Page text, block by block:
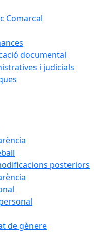
Comarcal
documental
i judicials
posteriors
de gènere